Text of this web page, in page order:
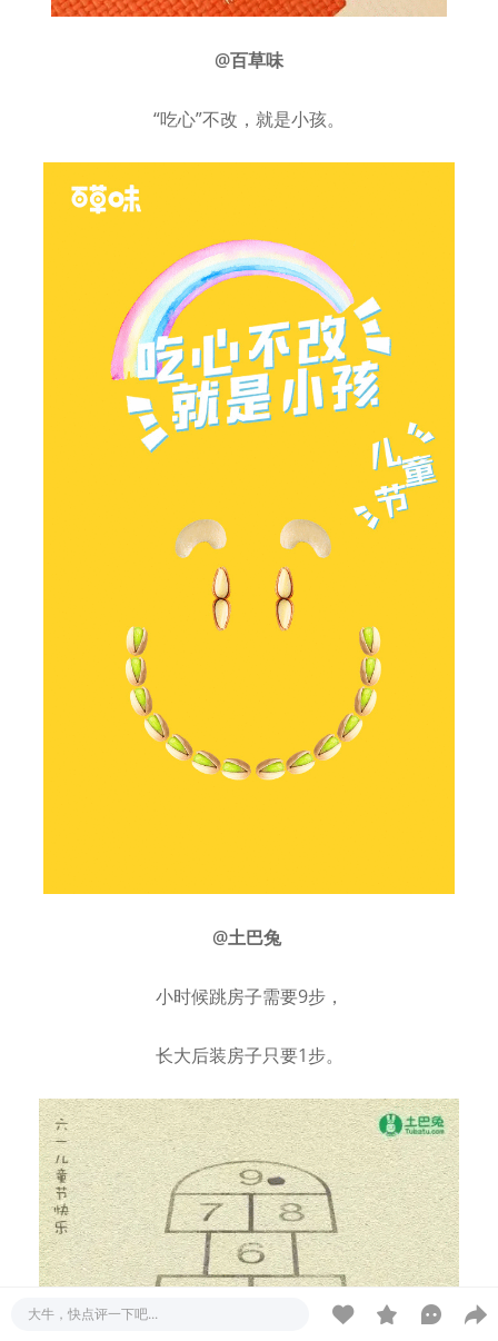
@百草味
“吃心”不改，就是小孩。
@土巴兔
小时候跳房子需要9步，
长大后装房子只要1步。
大牛，快点评一下吧...